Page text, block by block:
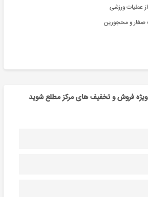
عملیات ورزشی
صغار و محجورین
ویژه فروش و تخفیف های مرکز مطلع شوید